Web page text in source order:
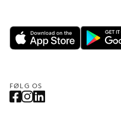
FØLG OS